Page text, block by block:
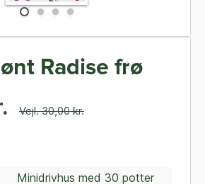
Radise frø
Vejl. 30,00 kr.
Minidrivhus med 30 potter